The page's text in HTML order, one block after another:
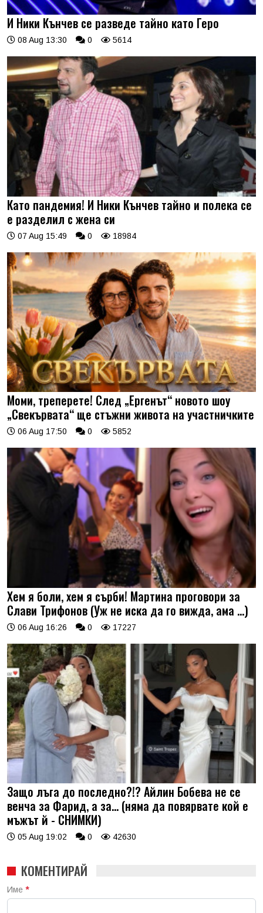
И Ники Кънчев се разведе тайно като Геро
08 Aug 13:30 0 5614
Като пандемия! И Ники Кънчев тайно и полека се
е разделил с жена си
07 Aug 15:49 0 18984
Моми, треперете! След „Ергенът“ новото шоу
„Свекървата“ ще стъжни живота на участничките
06 Aug 17:50 0 5852
Хем я боли, хем я сърби! Мартина проговори за
Слави Трифонов (Уж не иска да го вижда, ама …)
06 Aug 16:26 0 17227
Защо лъга до последно?!? Айлин Бобева не се
венча за Фарид, а за... (няма да повярвате кой е
мъжът й - СНИМКИ)
05 Aug 19:02 0 42630
КОМЕНТИРАЙ
Име *